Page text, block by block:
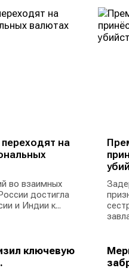
на
во взаимных
достигла
и Индии к...
ключевую